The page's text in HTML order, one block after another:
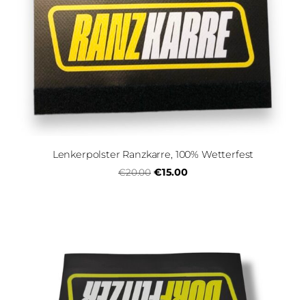
Lenkerpolster Ranzkarre, 100% Wetterfest
€20.00 €15.00